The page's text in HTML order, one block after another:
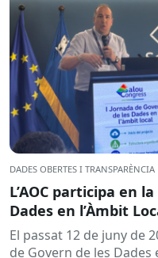
DADES OBERTES I TRANSPARÈNCIA
L’AOC participa en
Dades en l’Àmbit
El passat 12 de juny de
de Govern de les Dades